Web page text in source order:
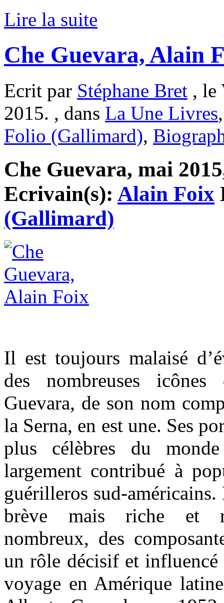
Lire la suite
Che Guevara, Alain
Ecrit par Stéphane Bret , le
2015. , dans La Une Livres
Folio (Gallimard),
Che Guevara, mai
Ecrivain(s): Alain Foix
(Gallimard)
Il est toujours malaisé
des nombreuses
Guevara, de son nom
la Serna, en est une. Ses
plus célèbres du
largement contribué à
guérilleros sud-
brève mais riche et
nombreux, des
un rôle décisif et
voyage en Amérique